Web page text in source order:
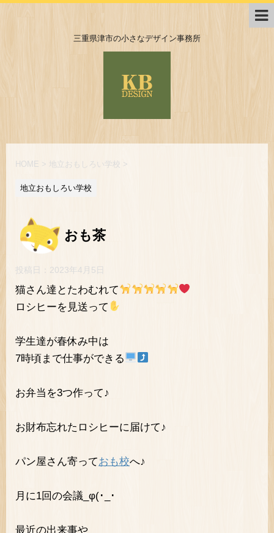
三重県津市の小さなデザイン事務所
HOME > 地立おもしろい学校 >
地立おもしろい学校
おも茶
投稿日： 2023年4月5日
猫さん達とたわむれて
ロシヒーを見送って
学生達が春休み中は
7時頃まで仕事ができる
お弁当を3つ作って♪
お財布忘れたロシヒーに届けて♪
パン屋さん寄っておも校へ♪
月に1回の会議_φ(･_･
最近の出来事や